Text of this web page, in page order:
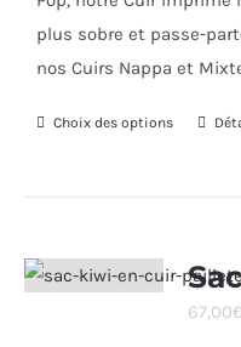
plus sobre et passe-
nos Cuirs Nappa et
Choix des options
Ce
Les
67,00